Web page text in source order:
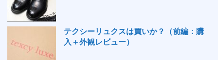
テクシーリュクスは買いか？（前編：購
入＋外観レビュー）